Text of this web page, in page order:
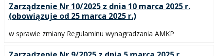
Zarządzenie Nr 10/2025 z dnia 10 marca 2025 r.
(obowiązuje od 25 marca 2025 r.)
w sprawie zmiany Regulaminu wynagradzania AMKP